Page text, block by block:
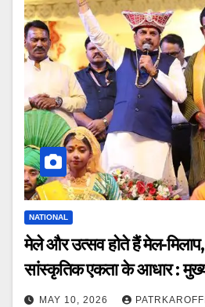
NATIONAL
मेले और उत्सव होते हैं मेल-
सांस्कृतिक एकता के आधार :
MAY 10, 2026